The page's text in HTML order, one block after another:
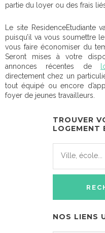
partie du loyer ou des frais
Le site ResidenceEtudiante
puisqu’il va vous soumettre
vous faire économiser du
Seront mises à votre
annonces récentes de
directement chez un
tout équipé ou encore
foyer de jeunes travailleurs.
TROUVER
LOGEMENT
NOS LIENS